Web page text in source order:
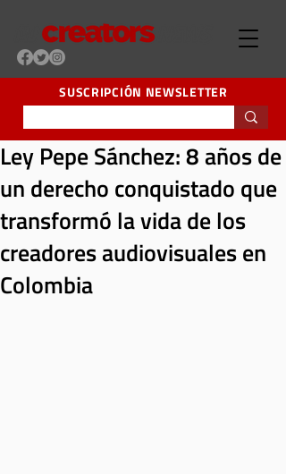
SUSCRIPCIÓN NEWSLETTER
Ley Pepe Sánchez: 8 años de
un derecho conquistado que
transformó la vida de los
creadores audiovisuales en
Colombia